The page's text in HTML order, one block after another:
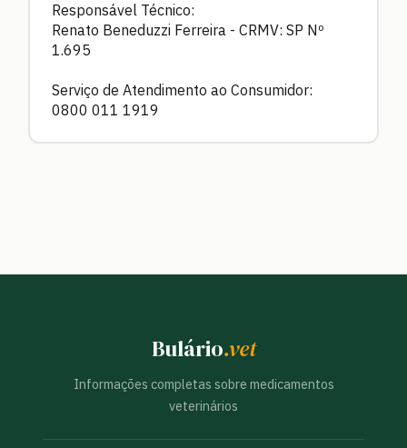
Responsável Técnico:
Renato Beneduzzi Ferreira - CRMV: SP Nº
1.695
Serviço de Atendimento ao Consumidor:
0800 011 1919
Bulário.vet
Informações completas sobre medicamentos
veterinários